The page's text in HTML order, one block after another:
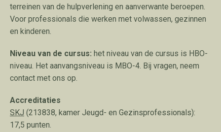
terreinen van de hulpverlening en aanverwante beroepen.
Voor professionals die werken met volwassen, gezinnen
en kinderen.
Niveau van de cursus: het niveau van de cursus is HBO-
niveau. Het aanvangsniveau is MBO-4. Bij vragen, neem
contact met ons op.
Accreditaties
SKJ (213838, kamer Jeugd- en Gezinsprofessionals):
17,5 punten.